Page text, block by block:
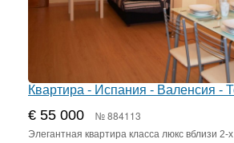
Квартира - Испания - Валенсия -
€ 55 000 № 884113
Элегантная квартира класса люкс вблизи 2-